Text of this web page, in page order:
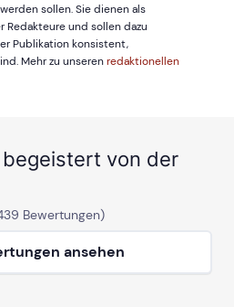
sollen. Sie dienen als
Redakteure und sollen dazu
Publikation konsistent,
Mehr zu unserenredaktionellen
von der
Bewertungen)
ansehen